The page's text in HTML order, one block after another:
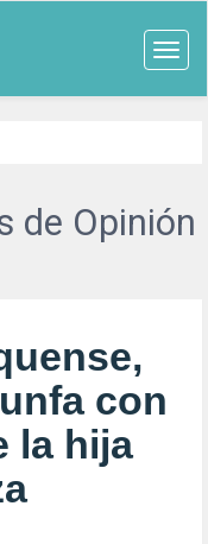
de Opinión
con
la hija